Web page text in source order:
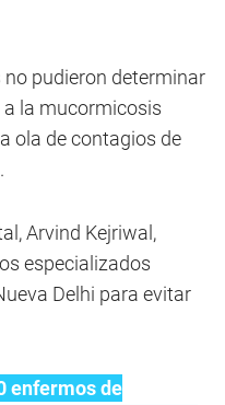
pudieron determinar
la mucormicosis
ola de contagios de
Arvind Kejriwal,
especializados
Delhi para evitar
enfermos de